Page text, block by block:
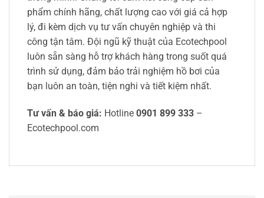
phẩm chính hãng, chất lượng cao với giá cả hợp
lý, đi kèm dịch vụ tư vấn chuyên nghiệp và thi
công tận tâm. Đội ngũ kỹ thuật của Ecotechpool
luôn sẵn sàng hỗ trợ khách hàng trong suốt quá
trình sử dụng, đảm bảo trải nghiệm hồ bơi của
bạn luôn an toàn, tiện nghi và tiết kiệm nhất.
Tư vấn & báo giá: Hotline 0901 899 333 –
Ecotechpool.com